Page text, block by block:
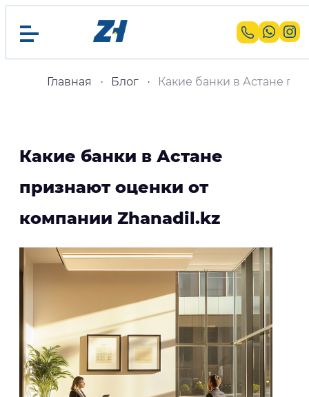
Главная Блог Какие банки в Астане
Какие банки в Астане
признают оценки от
компании Zhanadil.kz